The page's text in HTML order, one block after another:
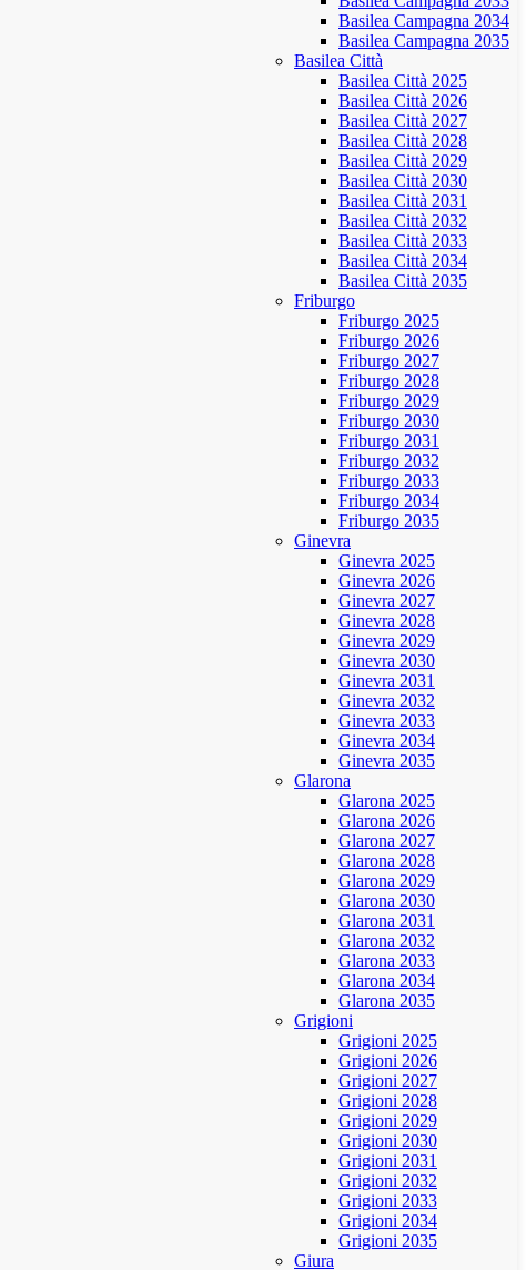
Basilea Campagna 2034
Basilea Campagna 2035
Basilea Città
Basilea Città 2025
Basilea Città 2026
Basilea Città 2027
Basilea Città 2028
Basilea Città 2029
Basilea Città 2030
Basilea Città 2031
Basilea Città 2032
Basilea Città 2033
Basilea Città 2034
Basilea Città 2035
Friburgo
Friburgo 2025
Friburgo 2026
Friburgo 2027
Friburgo 2028
Friburgo 2029
Friburgo 2030
Friburgo 2031
Friburgo 2032
Friburgo 2033
Friburgo 2034
Friburgo 2035
Ginevra
Ginevra 2025
Ginevra 2026
Ginevra 2027
Ginevra 2028
Ginevra 2029
Ginevra 2030
Ginevra 2031
Ginevra 2032
Ginevra 2033
Ginevra 2034
Ginevra 2035
Glarona
Glarona 2025
Glarona 2026
Glarona 2027
Glarona 2028
Glarona 2029
Glarona 2030
Glarona 2031
Glarona 2032
Glarona 2033
Glarona 2034
Glarona 2035
Grigioni
Grigioni 2025
Grigioni 2026
Grigioni 2027
Grigioni 2028
Grigioni 2029
Grigioni 2030
Grigioni 2031
Grigioni 2032
Grigioni 2033
Grigioni 2034
Grigioni 2035
Giura